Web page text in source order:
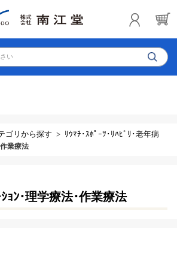
い
ゴリから探す ﾘｳﾏﾁ･ｽﾎﾟｰﾂ･ﾘﾊﾋﾞﾘ･老年病
業療法
ｼｮﾝ･理学療法･作業療法